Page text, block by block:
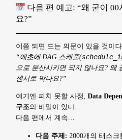
다음 편 예고: “왜 굳이
요?”
이쯤 되면 드는 의문이 있을 것이다.
“애초에 DAG 스케줄(
으로 분산시키면 되지 않나요? 왜
센서로 막나요?”
여기엔 피치 못할 사정, Data
구조의 비밀이 있다.
다음 편에서 계속…
다음 주제: 2000개의 태스